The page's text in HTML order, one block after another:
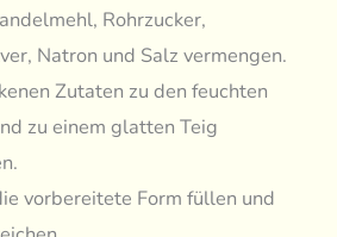
Rohrzucker,
Natron und Salz vermengen.
Zutaten zu den feuchten
zu einem glatten Teig
vorbereitete Form füllen und